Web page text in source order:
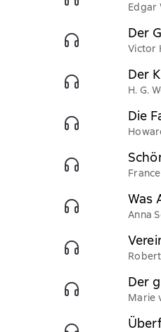
Edgar
Der
Victor
Der
H. G.
Die
Was
Anna
Der
Marie